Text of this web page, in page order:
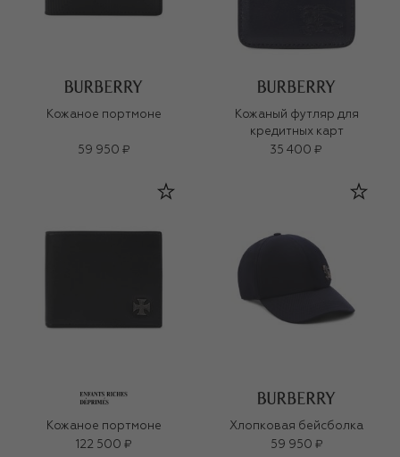
Кожаное портмоне
59 950 ₽
Кожаный футляр для
кредитных карт
35 400 ₽
Кожаное портмоне
122 500 ₽
Хлопковая бейсболка
59 950 ₽